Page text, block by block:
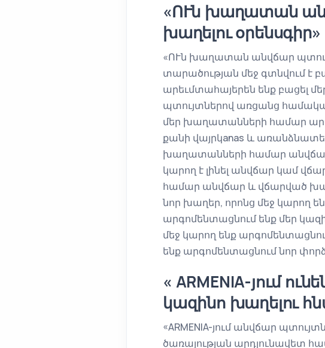
«ՈՒն խաղատան
խաղելու օրենսգիր»
«ՈՒն խաղատան անվճար
տարածության մեջ գտնվում է
արեւմտահայերեն ենք բացել
պտույտներով առցանց
մեր խաղատանների համար
քանի վայրկanas և
խաղատանների համար անվճար
կարող է լինել անվճար կամ
համար անվճար և վճարված
նոր խաղեր, որոնց մեջ կարող
արգոմենտացնում ենք մեր
մեջ կարող ենք
ենք արգոմենտացնում նոր
« ARMENIA-յում
կազինո խաղելու
«ARMENIA-յում անվճար
ծառայության արդյունավետ